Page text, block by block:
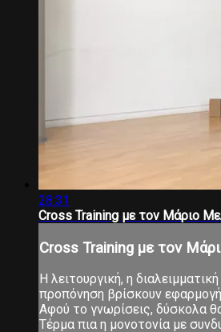
28:31
Cross Training με τον Μάριο
Cross Training με τον
Η λειτουργική, η
προπόνηση βρίσκουν
Αφού το γνωρίσεις, δύσκολα
Τέρμα πια η μονοτονία με